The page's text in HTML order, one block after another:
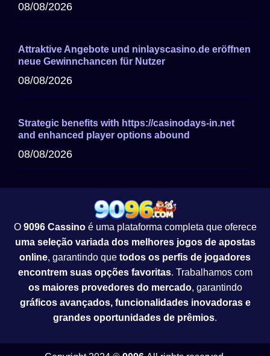
08/08/2026
Attraktive Angebote und ninlayscasino.de eröffnen
neue Gewinnchancen für Nutzer
08/08/2026
Strategic benefits with https://casinodays-in.net
and enhanced player options abound
08/08/2026
O 9096 Cassinoé uma plataforma completa que oferece
uma seleção variada dos melhores jogos de apostas
online, garantindo que todos os perfis de jogadores
encontrem suas opções favoritas. Trabalhamos com
os maiores provedores do mercado, garantindo
gráficos avançados, funcionalidades inovadoras e
grandes oportunidades de prêmios.